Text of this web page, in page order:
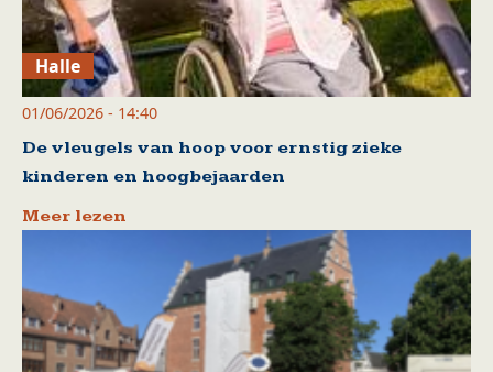
Halle
01/06/2026 - 14:40
De vleugels van hoop voor ernstig zieke
kinderen en hoogbejaarden
Meer lezen